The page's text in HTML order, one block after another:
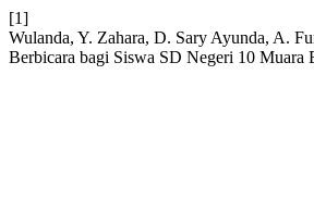
[1]
Wulanda, Y. Zahara, D. Sary Ayunda, A.
Berbicara bagi Siswa SD Negeri 10 Muara